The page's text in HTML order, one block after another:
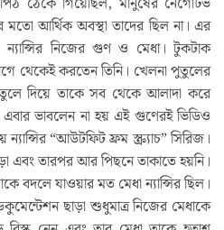
মতো আর্থিক অবস্থা তাদের ছিল না। এর
ন্যান্সির নিজের গুণ ও মেধা। টুকটাক
থেকেই করতেন তিনি। খেলনা পুতুলের
তুলে দিয়ে তাকে সব থেকে আলাদা করে
এবার ভাবলেন না হয় এই গুণেরই ভিডিও
“আউটফিট ফ্রম স্ক্র্যাচ” সিরিজ।
এবং তারপর আর পিছনে তাকাতে হয়নি।
বদলে যাওয়ার মত মেধা ন্যান্সির ছিল।
ছাড়া শুধুমাত্র নিজের মেধাকে